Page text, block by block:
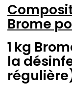
Brome
1 kg
la